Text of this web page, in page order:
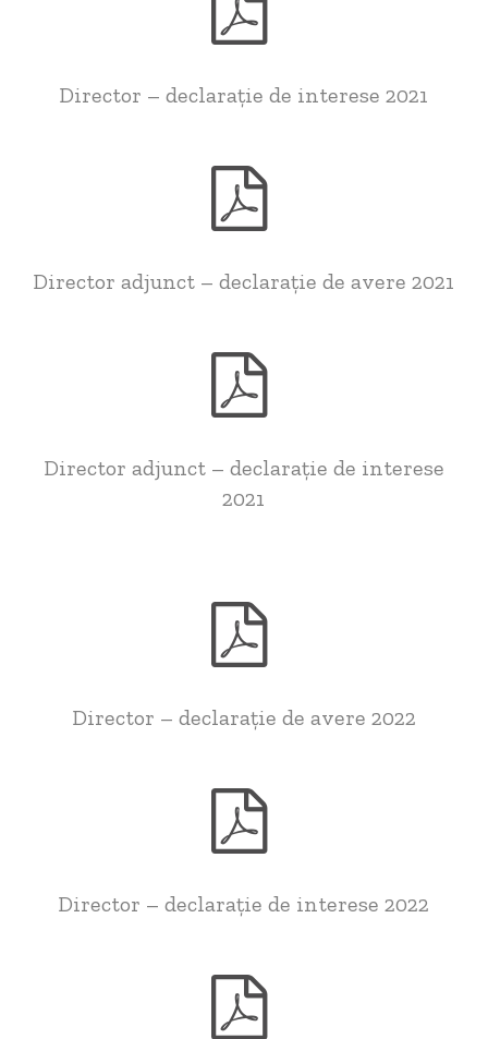
Director – declarație de interese 2021
Director adjunct – declarație de avere 2021
Director adjunct – declarație de interese
2021
Director – declarație de avere 2022
Director – declarație de interese 2022